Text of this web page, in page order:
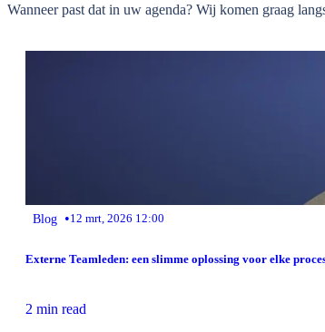
Wanneer past dat in uw agenda? Wij komen graag
Blog •12 mrt, 2026 12:00
Externe Teamleden: een slimme oplossing voor elke
2 min read